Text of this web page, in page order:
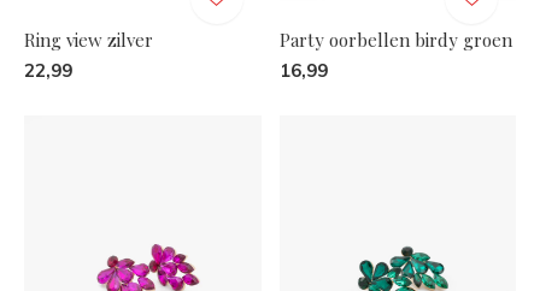
Ring view zilver
22,99
Party oorbellen birdy groen
16,99